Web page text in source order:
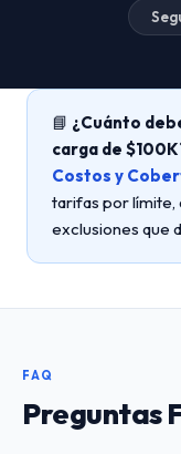
📘 ¿Cuánto
carga de
Costos y
tarifas por límite,
exclusiones que
FAQ
Preguntas